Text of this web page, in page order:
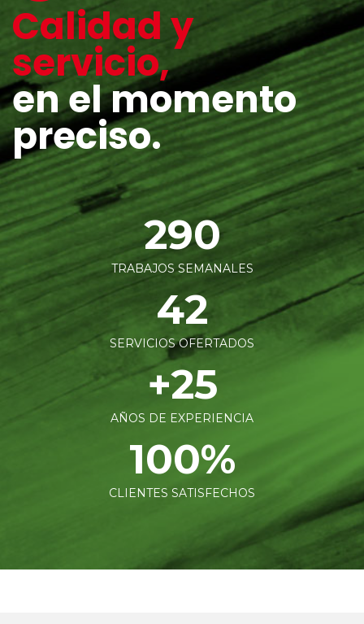
Calidad y
servicio,
en el momento
preciso.
290
TRABAJOS SEMANALES
42
SERVICIOS OFERTADOS
+25
AÑOS DE EXPERIENCIA
100%
CLIENTES SATISFECHOS